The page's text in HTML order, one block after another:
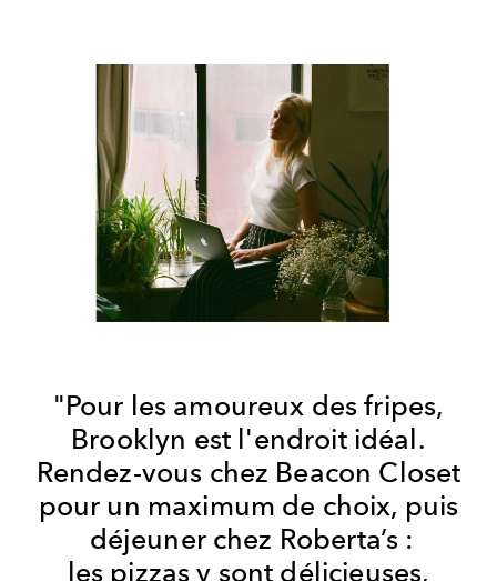
"Pour les amoureux des fripes,
Brooklyn est l'endroit idéal.
Rendez-vous chez Beacon Closet
pour un maximum de choix, puis
déjeuner chez Roberta’s :
les pizzas y sont délicieuses,